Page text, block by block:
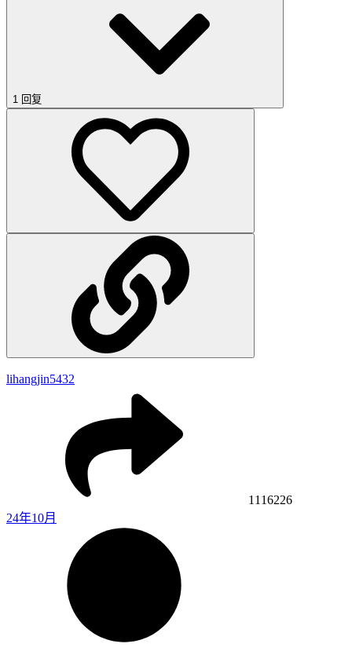
1 回复
lihangjin5432
1116226
24年10月